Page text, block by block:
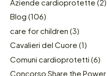
Aziende cardioprotette (2)
Blog (106)
care for children (3)
Cavalieri del Cuore (1)
Comuni cardioprotetti (6)
Concorso Share the Power